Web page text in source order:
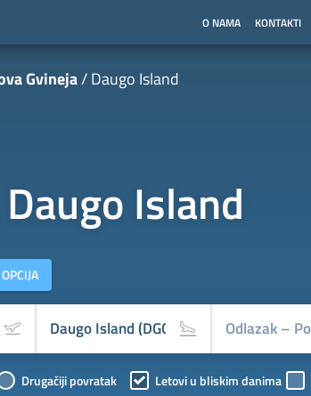
O NAMA KONTAKTI
Gvineja Daugo Island
Daugo Island
Drugačiji povratak Letovi u bliskim danima